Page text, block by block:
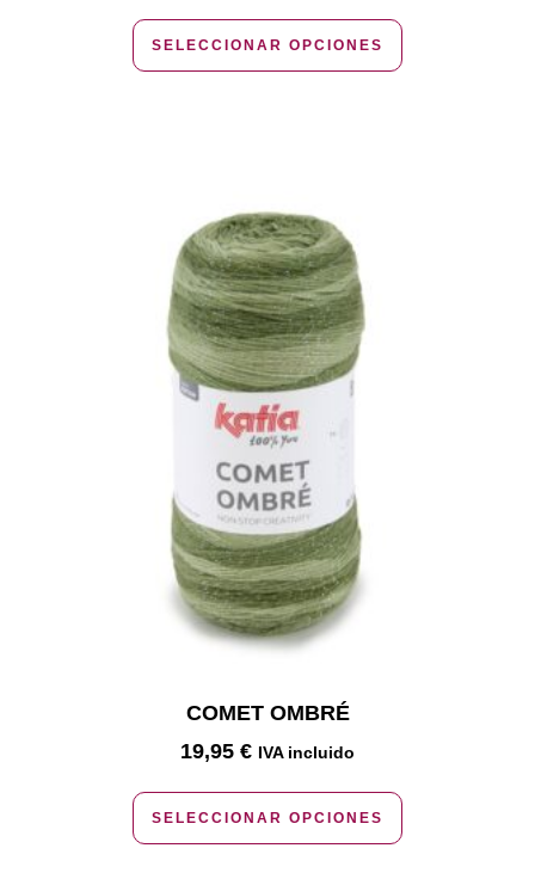
SELECCIONAR OPCIONES
COMET OMBRÉ
19,95 € IVA incluido
SELECCIONAR OPCIONES